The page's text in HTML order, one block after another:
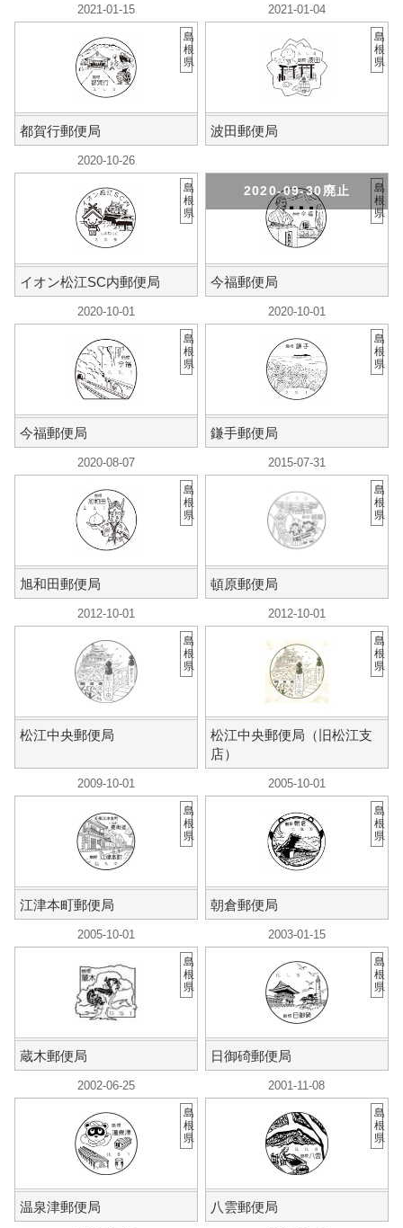
2021-01-15
都賀行郵便局
島
根
県
2021-01-04
波田郵便局
島
根
県
2020-10-26
イオン松江SC内郵便局
島
根
県
今福郵便局
2020-09-30廃止
島
根
県
2020-10-01
今福郵便局
島
根
県
2020-10-01
鎌手郵便局
島
根
県
2020-08-07
旭和田郵便局
島
根
県
2015-07-31
頓原郵便局
島
根
県
2012-10-01
松江中央郵便局
島
根
県
2012-10-01
松江中央郵便局（旧松江支
店）
島
根
県
2009-10-01
江津本町郵便局
島
根
県
2005-10-01
朝倉郵便局
島
根
県
2005-10-01
蔵木郵便局
島
根
県
2003-01-15
日御碕郵便局
島
根
県
2002-06-25
温泉津郵便局
島
根
県
2001-11-08
八雲郵便局
島
根
県